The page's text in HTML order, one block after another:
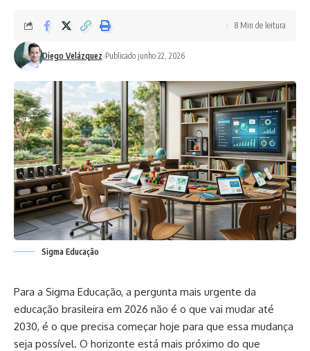
Diego Velázquez Publicado junho 22, 2026
8 Min de leitura
Sigma Educação
Para a Sigma Educação, a pergunta mais urgente da
educação brasileira em 2026 não é o que vai mudar até
2030, é o que precisa começar hoje para que essa mudança
seja possível. O horizonte está mais próximo do que